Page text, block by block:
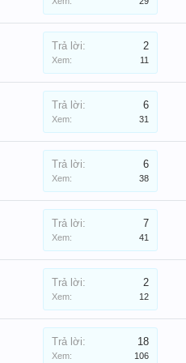
Trả lời: 2
Xem: 11
Trả lời: 6
Xem: 31
Trả lời: 6
Xem: 38
Trả lời: 7
Xem: 41
Trả lời: 2
Xem: 12
Trả lời: 18
Xem: 106